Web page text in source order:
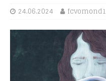
24.06.2024 fcvomond1